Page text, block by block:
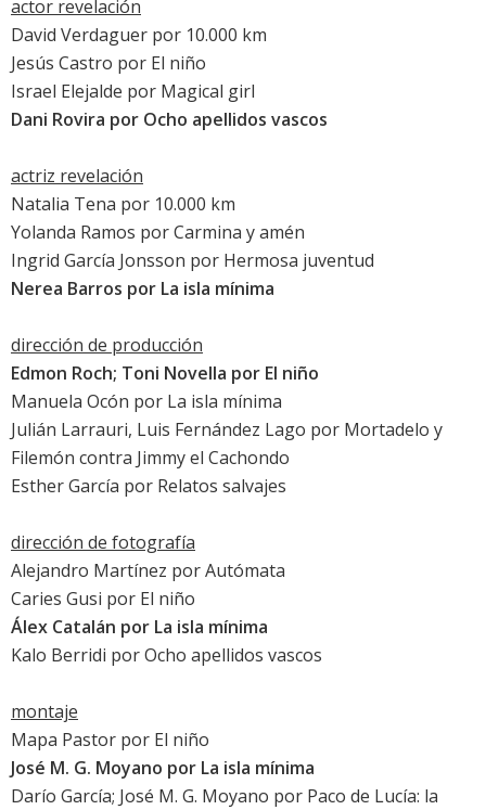
actor revelación
David Verdaguer por 10.000 km
Jesús Castro por El niño
Israel Elejalde por Magical girl
Dani Rovira por Ocho apellidos vascos
actriz revelación
Natalia Tena por 10.000 km
Yolanda Ramos porCarmina y amén
Ingrid García Jonsson por Hermosa juventud
Nerea Barros por La isla mínima
dirección de producción
Edmon Roch; Toni Novella por El niño
Manuela Ocón por La isla mínima
Julián Larrauri, Luis Fernández Lago por Mortadelo y
Filemón contra Jimmy el Cachondo
Esther García por Relatos salvajes
dirección de fotografía
Alejandro Martínez porAutómata
Caries Gusi por El niño
Álex Catalán por La isla mínima
Kalo Berridi porOcho apellidos vascos
montaje
Mapa Pastor por El niño
José M. G. Moyano por La isla mínima
Darío García; José M. G. Moyano por Paco de Lucía: la